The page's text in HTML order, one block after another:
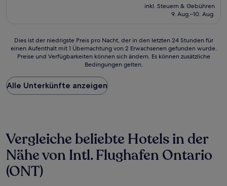
Preis
beträgt
inkl. Steuern & Gebühren
9. Aug.–10. Aug.
Dies
ist
Preis
pro
Nacht,
24 Stunden
für
einen
Aufenthalt
mit
Dies ist der niedrigste Preis pro Nacht, der in den letzten 24 Stunden für
einen Aufenthalt mit 1 Übernachtung von 2 Erwachsenen gefunden wurde.
Preise und Verfügbarkeiten können sich ändern. Es können zusätzliche
Bedingungen gelten.
Alle Unterkünfte anzeigen
Vergleiche beliebte Hotels in der
Nähe von Intl. Flughafen Ontario
(ONT)